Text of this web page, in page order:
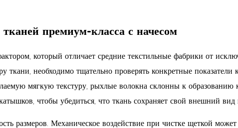
премиум-класса с начесом
который отличает средние текстильные фабрики от
ткани, необходимо тщательно проверять конкретные
мягкую текстуру, рыхлые волокна склонны к
чтобы убедиться, что ткань сохраняет свой внешний вид
размеров. Механическое воздействие при чистке щеткой